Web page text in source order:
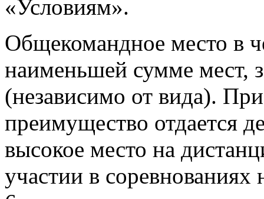
«Условиям».
Общекомандное место в
наименьшей сумме мест,
(независимо от вида). При
преимущество отдается
высокое место на
участии в